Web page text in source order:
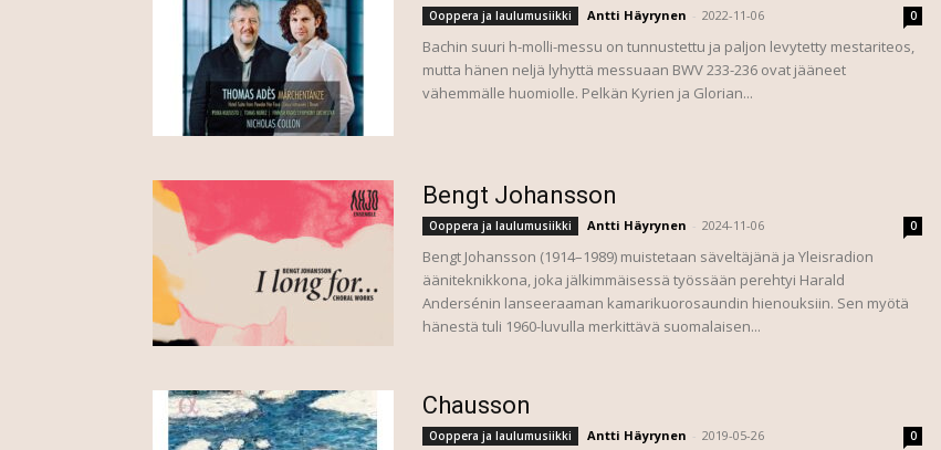
Ooppera ja laulumusiikki Antti Häyrynen - 2022-11-06 0
Bachin suuri h-molli-messu on tunnustettu ja paljon levytetty mestariteos,
mutta hänen neljä lyhyttä messuaan BWV 233-236 ovat jääneet
vähemmälle huomiolle. Pelkän Kyrien ja Glorian...
Bengt Johansson
Ooppera ja laulumusiikki Antti Häyrynen - 2024-11-06 0
Bengt Johansson (1914–1989) muistetaan säveltäjänä ja Yleisradion
ääniteknikkona, joka jälkimmäisessä työssään perehtyi Harald
Andersénin lanseeraaman kamarikuorosaundin hienouksiin. Sen myötä
hänestä tuli 1960-luvulla merkittävä suomalaisen...
Chausson
Ooppera ja laulumusiikki Antti Häyrynen - 2019-05-26 0